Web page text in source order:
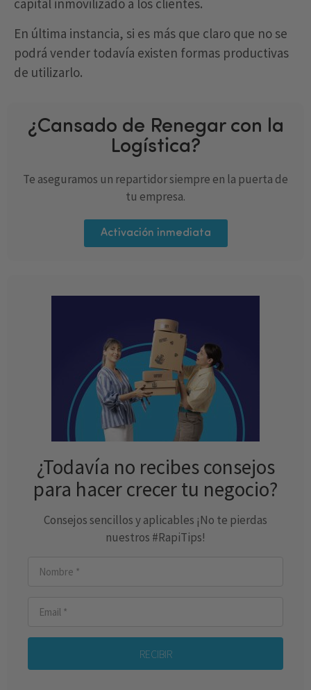
capital inmovilizado a los clientes.
En última instancia, si es más que claro que no se
podrá vender todavía existen formas productivas
de utilizarlo.
¿Cansado de Renegar con la
Logística?
Te aseguramos un repartidor siempre en la puerta de
tu empresa.
Activación inmediata
¿Todavía no recibes consejos
para hacer crecer tu negocio?
Consejos sencillos y aplicables ¡No te pierdas
nuestros #RapiTips!
RECIBIR